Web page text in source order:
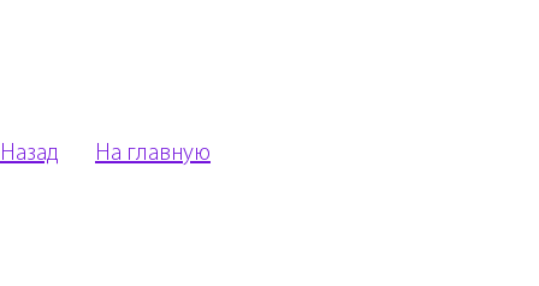
Назад На главную